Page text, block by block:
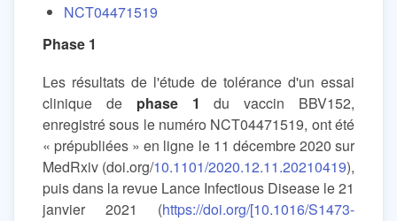
NCT04471519
Phase 1
Les résultats de l'étude de tolérance d'un essai
clinique de phase 1
du vaccin BBV152,
enregistré sous le numéro NCT04471519, ont été
« prépubliées » en ligne le 11 décembre 2020 sur
MedRxiv (doi.org/10.1101/2020.12.11.20210419),
puis dans la revue Lance Infectious Disease le 21
janvier 2021 (https://doi.org/[10.1016/S1473-